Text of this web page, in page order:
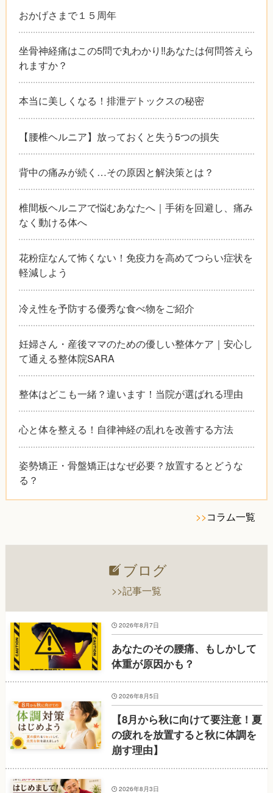
おかげさまで１５周年
坐骨神経痛はこの5問で丸わかり‼︎あなたは何問答えら
れますか？
本当に美しくなる！排泄デトックスの秘密
【腰椎ヘルニア】放っておくと失う5つの損失
背中の痛みが続く…その原因と解決策とは？
椎間板ヘルニアで悩むあなたへ｜手術を回避し、痛み
なく動ける体へ
花粉症なんて怖くない！免疫力を高めてつらい症状を
軽減しよう
冷え性を予防する優秀な食べ物をご紹介
妊婦さん・産後ママのための優しい整体ケア｜安心し
て通える整体院SARA
整体はどこも一緒？違います！当院が選ばれる理由
心と体を整える！自律神経の乱れを改善する方法
姿勢矯正・骨盤矯正はなぜ必要？放置するとどうな
る？
>>コラム一覧
ブログ
>>記事一覧
あなたのその腰痛、もしかして
体重が原因かも？
2026年8月7日
【8月から秋に向けて要注意！夏
の疲れを放置すると秋に体調を
崩す理由】
2026年8月5日
2026年8月3日